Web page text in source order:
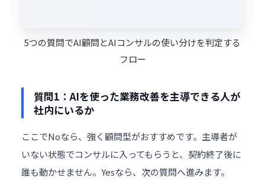
5つの質問でAI顧問とAIコンサルの使い分けを判定する
フロー
質問1：AIを使った業務改善を主導できる人が
社内にいるか
ここでNoなら、強く顧問型がおすすめです。主導者が
いない状態でコンサルに入ってもらうと、契約終了後に
誰も動かせません。Yesなら、次の質問へ進みます。